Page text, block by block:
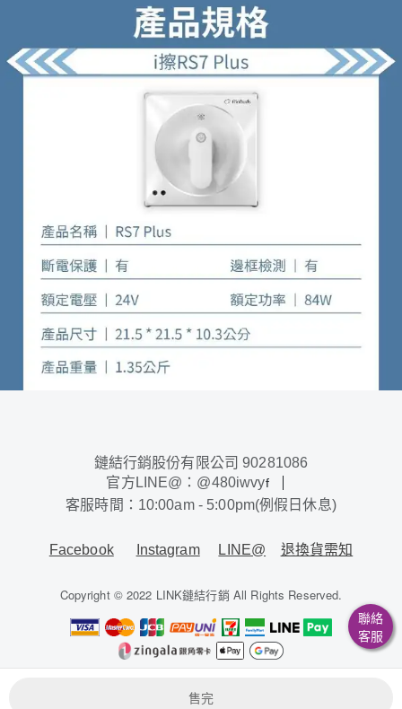
售完
鏈結行銷股份有限公司 90281086
官方LINE@：@480iwvyf
客服時間：10:00am - 5:00pm(例假日休息)
Facebook Instagram LINE@ 退換貨需知
Copyright © 2022 LINK鏈結行銷 All Rights Reserved.
鏈結行銷股份有限公司 / 90281086
聯絡
客服